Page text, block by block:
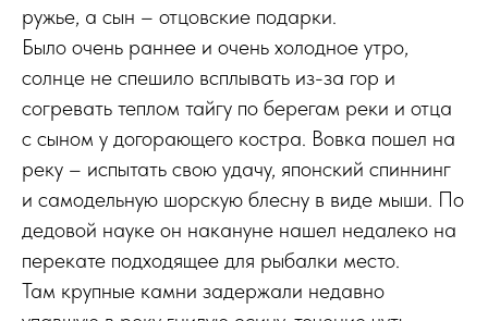
ружье, а сын – отцовские подарки.
Было очень раннее и очень холодное утро,
солнце не спешило всплывать из-за гор и
согревать теплом тайгу по берегам реки и отца
с сыном у догорающего костра. Вовка пошел на
реку – испытать свою удачу, японский спиннинг
и самодельную шорскую блесну в виде мыши. По
дедовой науке он накануне нашел недалеко на
перекате подходящее для рыбалки место.
Там крупные камни задержали недавно